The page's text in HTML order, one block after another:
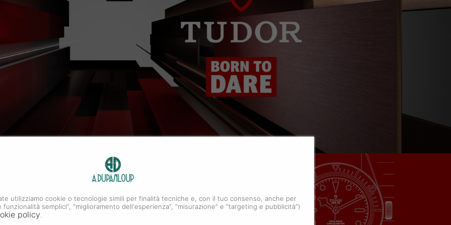
utilizziamo cookie o tecnologie simili per finalità tecniche e, con il tuo consenso, anche per
semplici”, “miglioramento dell'esperienza”, “misurazione” e “targeting e pubblicità”)
policy